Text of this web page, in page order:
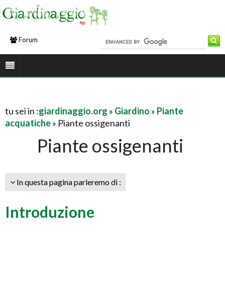
Forum
tu sei in :giardinaggio.org » Giardino » Piante
acquatiche» Piante ossigenanti
Piante ossigenanti
In questa pagina parleremo di :
Introduzione